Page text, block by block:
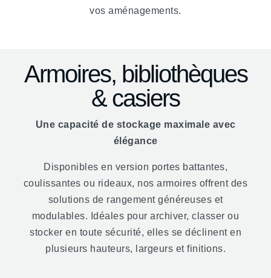
vos aménagements.
Armoires, bibliothèques
& casiers
Une capacité de stockage maximale avec
élégance
Disponibles en version portes battantes,
coulissantes ou rideaux, nos armoires offrent des
solutions de rangement généreuses et
modulables. Idéales pour archiver, classer ou
stocker en toute sécurité, elles se déclinent en
plusieurs hauteurs, largeurs et finitions.